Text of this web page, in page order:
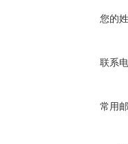
您的
联系
常用